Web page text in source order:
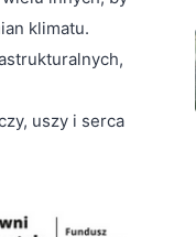
klimatu.
uszy i serca